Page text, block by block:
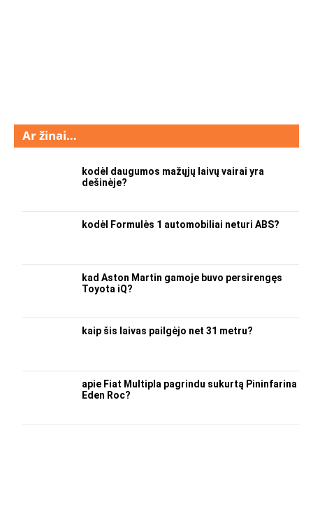
Ar žinai…
kodėl daugumos mažųjų laivų vairai yra
dešinėje?
kodėl Formulės 1 automobiliai neturi ABS?
kad Aston Martin gamoje buvo persirengęs
Toyota iQ?
kaip šis laivas pailgėjo net 31 metru?
apie Fiat Multipla pagrindu sukurtą Pininfarina
Eden Roc?